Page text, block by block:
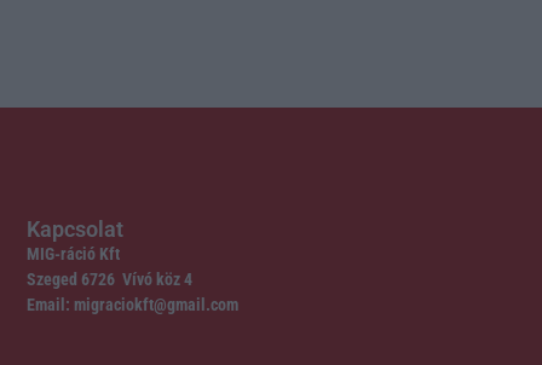
Kapcsolat
MIG-ráció Kft
Szeged 6726 Vívó köz 4
Email: migraciokft@gmail.com